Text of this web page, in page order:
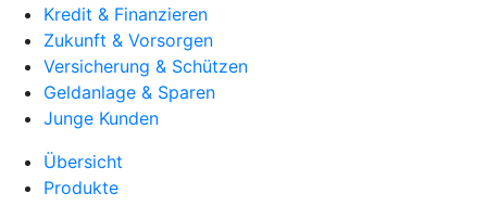
Kredit & Finanzieren
Zukunft & Vorsorgen
Versicherung & Schützen
Geldanlage & Sparen
Junge Kunden
Übersicht
Produkte